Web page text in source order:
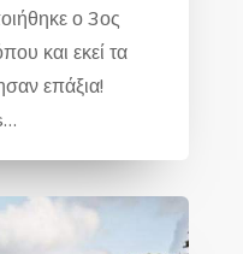
ο 3ος
και εκεί τα
επάξια!